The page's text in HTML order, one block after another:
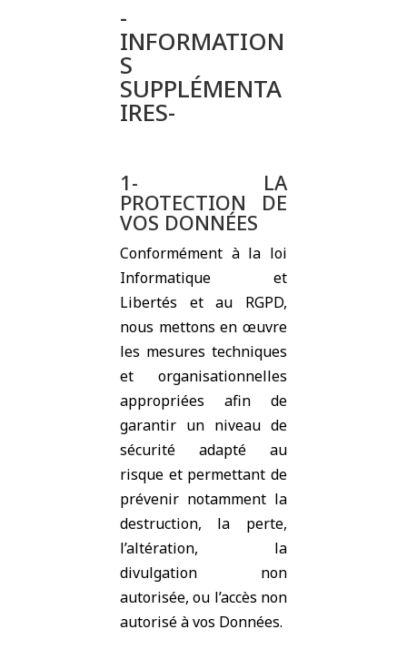
-
INFORMATION
S
SUPPLÉMENTA
IRES-
1- LA
PROTECTION DE
VOS DONNÉES
Conformément à la loi
Informatique et
Libertés et au RGPD,
nous mettons en œuvre
les mesures techniques
et organisationnelles
appropriées afin de
garantir un niveau de
sécurité adapté au
risque et permettant de
prévenir notamment la
destruction, la perte,
l’altération, la
divulgation non
autorisée, ou l’accès non
autorisé à vos Données.